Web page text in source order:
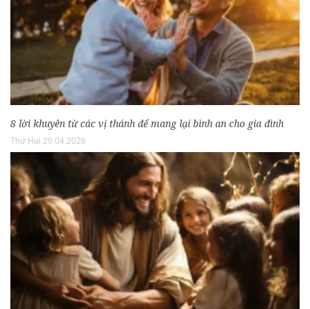
8 lời khuyên từ các vị thánh để mang lại bình an cho gia đình
Thứ Hai 20.04.2026